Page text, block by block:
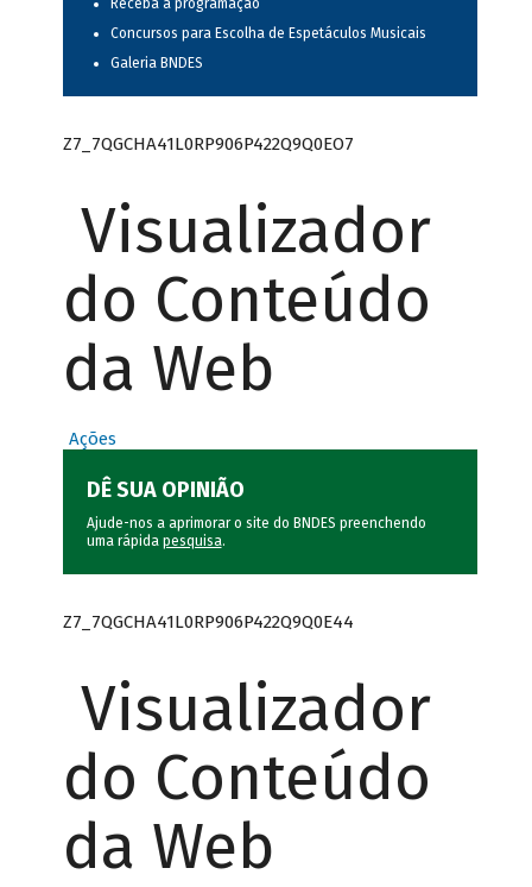
Receba a programação
Concursos para Escolha de Espetáculos Musicais
Galeria BNDES
Z7_7QGCHA41L0RP906P422Q9Q0EO7
Visualizador
do Conteúdo
da Web
Ações
DÊ SUA OPINIÃO
Ajude-nos a aprimorar o site do BNDES preenchendo
uma rápida pesquisa.
Z7_7QGCHA41L0RP906P422Q9Q0E44
Visualizador
do Conteúdo
da Web